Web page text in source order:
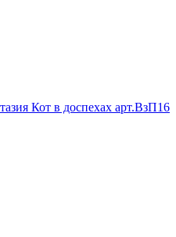
Кот в доспехах арт.ВзП16